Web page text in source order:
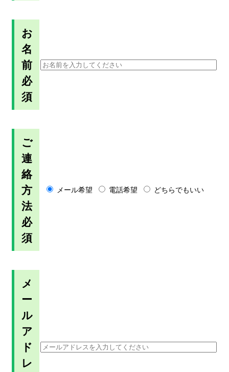
お
名
前
必
須
ご
連
絡
方
法
必
須
メール希望 電話希望 どちらでもいい
メ
ー
ル
ア
ド
レ